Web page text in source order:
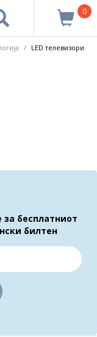
0
LED телевизори
за бесплатниот
билтен